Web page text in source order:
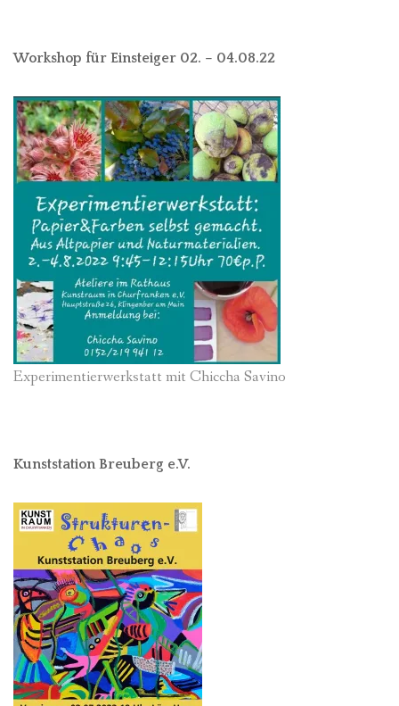
Workshop für Einsteiger 02. – 04.08.22
Experimentierwerkstatt mit Chiccha Savino
Kunststation Breuberg e.V.